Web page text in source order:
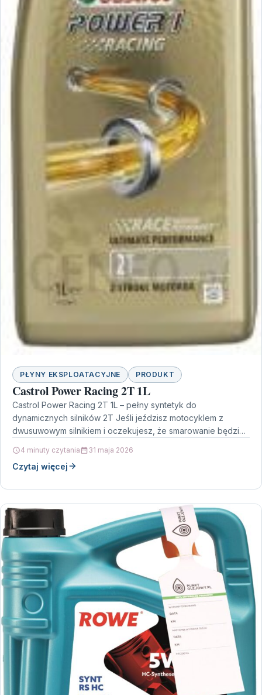
PŁYNY EKSPLOATACYJNE PRODUKT
Castrol Power Racing 2T 1L
Castrol Power Racing 2T 1L – pełny syntetyk do
dynamicznych silników 2T Jeśli jeździsz motocyklem z
dwusuwowym silnikiem i oczekujesz, że smarowanie będzie
4 minuty czytania 31 maja 2026
Czytaj więcej